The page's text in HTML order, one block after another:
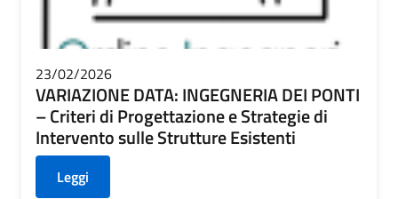
23/02/2026
VARIAZIONE DATA: INGEGNERIA DEI PONTI
– Criteri di Progettazione e Strategie di
Intervento sulle Strutture Esistenti
Leggi